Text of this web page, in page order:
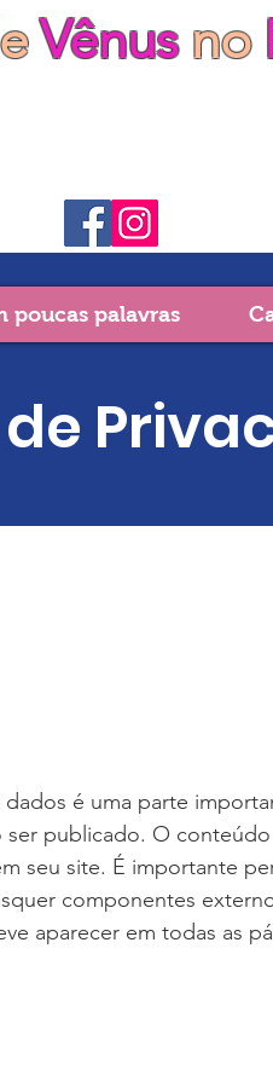
Vênus no
poucas palavras
é uma parte
publicado. O
seu site. É importante
componentes
aparecer em todas as